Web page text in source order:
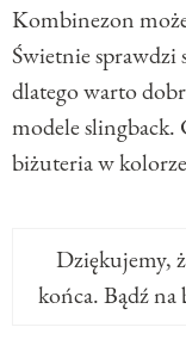
Kombinezon
Świetnie sprawdzi
dlatego warto
modele slingback.
biżuteria w
Dziękujemy,
końca. Bądź na